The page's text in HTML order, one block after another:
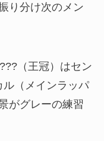
り分け次のメン
（王冠）はセン
ル（メインラッパ
がグレーの練習